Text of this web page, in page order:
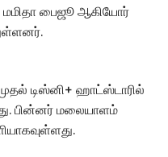
பைஜூ ஆகியோர்
டிஸ்னி+ ஹாட்ஸ்டாரில்
பின்னர் மலையாளம்